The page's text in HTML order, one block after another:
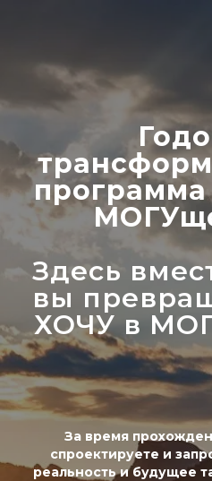
Здесь
вы
ХОЧУ в
За время
спроектируете и
реальность и будущее